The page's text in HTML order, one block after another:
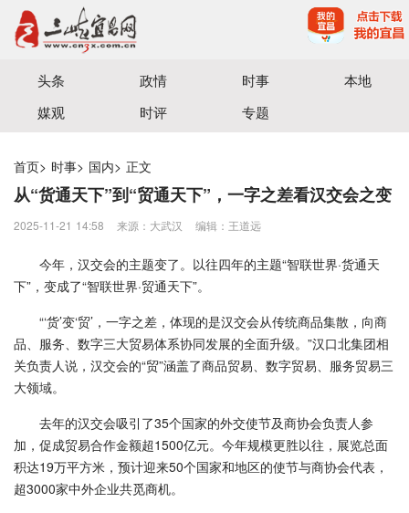
宜昌三峡融媒体中心主办
头条 政情 时事
本地
媒观
时评 专题
首页> 时事> 国内> 正文
从“货通天下”到“贸通天下”，一字之差看汉交会之变
2025-11-21 14:58 来源：大武汉 编辑：王道远
今年，汉交会的主题变了。以往四年的主题“智联世界·货通天
下”，变成了“智联世界·贸通天下”。
“‘货’变‘贸’，一字之差，体现的是汉交会从传统商品集散，向商
品、服务、数字三大贸易体系协同发展的全面升级。”汉口北集团相
关负责人说，汉交会的“贸”涵盖了商品贸易、数字贸易、服务贸易三
大领域。
去年的汉交会吸引了35个国家的外交使节及商协会负责人参
加，促成贸易合作金额超1500亿元。今年规模更胜以往，展览总面
积达19万平方米，预计迎来50个国家和地区的使节与商协会代表，
超3000家中外企业共觅商机。